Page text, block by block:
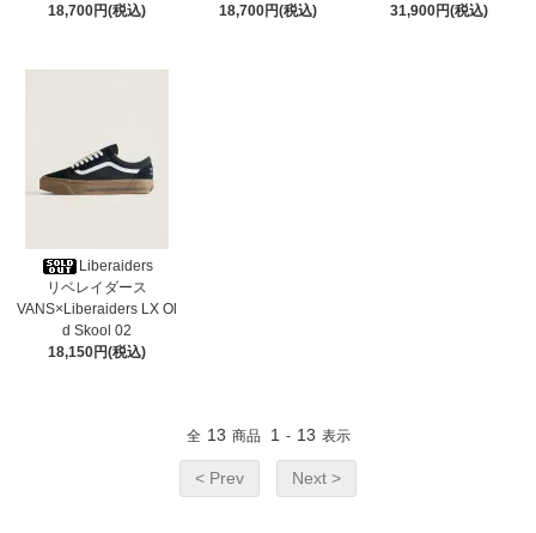
18,700円(税込)
18,700円(税込)
31,900円(税込)
Liberaiders
リベレイダース
VANS×Liberaiders LX Ol
d Skool 02
18,150円(税込)
全 13 商品 1 - 13 表示
< Prev Next >